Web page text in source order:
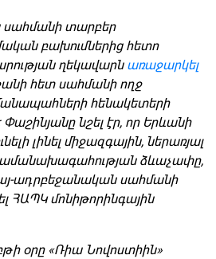
տարբեր
բախումներից հետո
ղեկավարն առաջարկել
հետ սահմանի ողջ
հենակետերի
նշել էր, որ Երևանի
լինել միջազգային, ներառյալ
ձևաչափը,
ադրբեջանական սահմանի
ՀԱՊԿ մոնիթորինգային
օրը «Ռիա Նովոստիին»